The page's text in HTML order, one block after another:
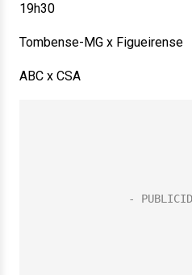
19h30
Tombense-MG x Figueirense
ABC x CSA